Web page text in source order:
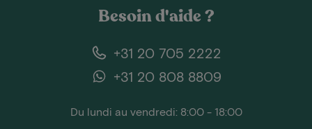
Besoin d'aide ?
+31 20 705 2222
+31 20 808 8809
Du lundi au vendredi: 8:00 - 18:00